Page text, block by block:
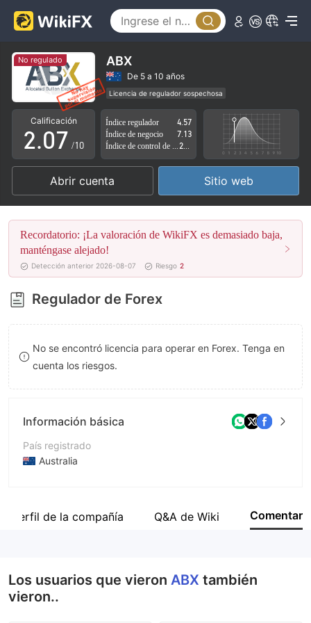
No regulado ABX
De 5 a 10 años
Licencia de regulador sospechosa
Zona de negocio sospechoso
Riesgo potencial alto
Calificación
0
1
2
3
4
5
6
7
8
9
.0
1
2
3
4
5
6
7
8
9
3
4
5
6
7
8
9
/10
Índice regulador
4.57
Índice de negocio
7.13
Abrir cuenta Sitio web
Recordatorio: ¡La valoración de WikiFX es demasiado baja,
manténgase alejado!
Detección anterior 2026-08-07 Riesgo 2
Regulador de Forex
No se encontró licencia para operar en Forex. Tenga en
cuenta los riesgos.
Información básica
País registrado
Australia
Empresa
Perfil de la compañía Q&A de Wiki Comentar
Los usuarios que vieron ABX también
vieron..